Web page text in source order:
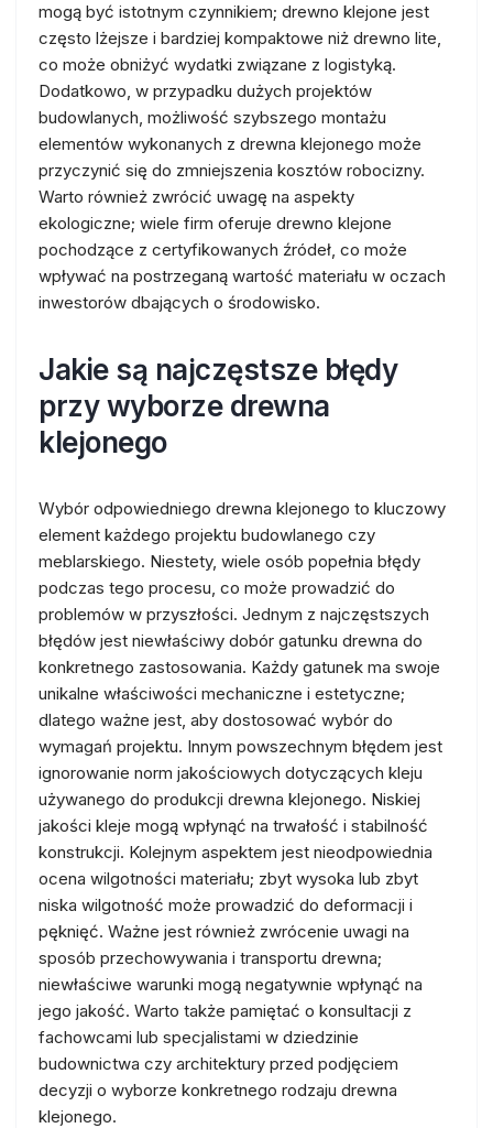
mogą być istotnym czynnikiem; drewno klejone jest
często lżejsze i bardziej kompaktowe niż drewno lite,
co może obniżyć wydatki związane z logistyką.
Dodatkowo, w przypadku dużych projektów
budowlanych, możliwość szybszego montażu
elementów wykonanych z drewna klejonego może
przyczynić się do zmniejszenia kosztów robocizny.
Warto również zwrócić uwagę na aspekty
ekologiczne; wiele firm oferuje drewno klejone
pochodzące z certyfikowanych źródeł, co może
wpływać na postrzeganą wartość materiału w oczach
inwestorów dbających o środowisko.
Jakie są najczęstsze błędy
przy wyborze drewna
klejonego
Wybór odpowiedniego drewna klejonego to kluczowy
element każdego projektu budowlanego czy
meblarskiego. Niestety, wiele osób popełnia błędy
podczas tego procesu, co może prowadzić do
problemów w przyszłości. Jednym z najczęstszych
błędów jest niewłaściwy dobór gatunku drewna do
konkretnego zastosowania. Każdy gatunek ma swoje
unikalne właściwości mechaniczne i estetyczne;
dlatego ważne jest, aby dostosować wybór do
wymagań projektu. Innym powszechnym błędem jest
ignorowanie norm jakościowych dotyczących kleju
używanego do produkcji drewna klejonego. Niskiej
jakości kleje mogą wpłynąć na trwałość i stabilność
konstrukcji. Kolejnym aspektem jest nieodpowiednia
ocena wilgotności materiału; zbyt wysoka lub zbyt
niska wilgotność może prowadzić do deformacji i
pęknięć. Ważne jest również zwrócenie uwagi na
sposób przechowywania i transportu drewna;
niewłaściwe warunki mogą negatywnie wpłynąć na
jego jakość. Warto także pamiętać o konsultacji z
fachowcami lub specjalistami w dziedzinie
budownictwa czy architektury przed podjęciem
decyzji o wyborze konkretnego rodzaju drewna
klejonego.